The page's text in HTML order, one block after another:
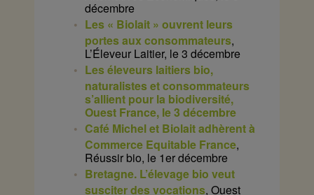
décembre
Les « Biolait » ouvrent leurs
portes aux consommateurs,
L’Éleveur Laitier, le 3 décembre
Les éleveurs laitiers bio,
naturalistes et consommateurs
s’allient pour la biodiversité,
Ouest France, le 3 décembre
Café Michel et Biolait adhèrent à
Commerce Equitable France,
Réussir bio, le 1er décembre
Bretagne. L’élevage bio veut
susciter des vocations, Ouest